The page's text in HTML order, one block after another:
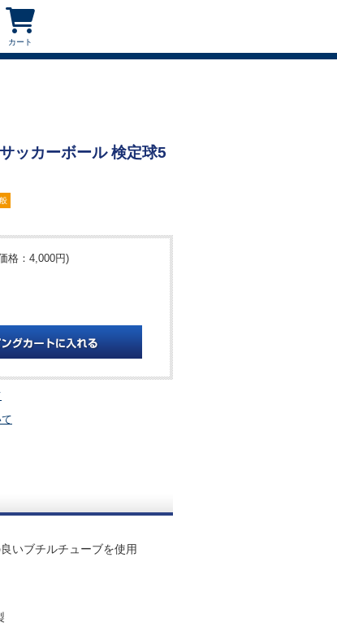
カート
ッカーボール 検定球5
格：4,000円)
いブチルチューブを使用